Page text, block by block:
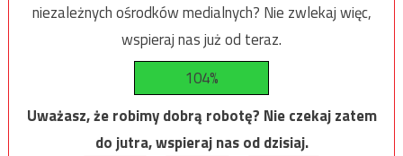
niezależnych ośrodków medialnych? Nie zwlekaj więc,
wspieraj nas już od teraz.
104%
Uważasz, że robimy dobrą robotę? Nie czekaj zatem
do jutra, wspieraj nas od dzisiaj.